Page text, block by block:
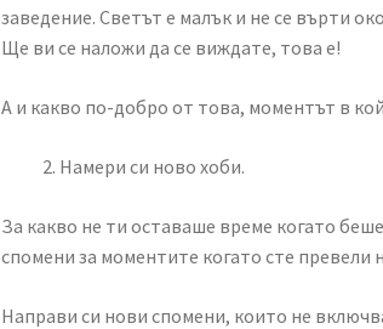
заведение. Светът е малък и не се върти
Ще ви се наложи да се виждате, това е!
А и какво по-добро от това, моментът в
Намери си ново хоби.
За какво не ти оставаше време когато
спомени за моментите когато сте превели
Направи си нови спомени, които не